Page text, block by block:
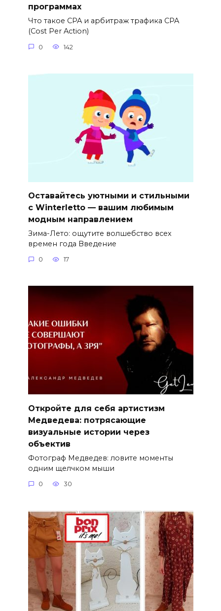
программах
Что такое CPA и арбитраж трафика CPA
(Cost Per Action)
0 142
Оставайтесь уютными и стильными
с Winterletto — вашим любимым
модным направлением
Зима-Лето: ощутите волшебство всех
времен года Введение
0 17
Откройте для себя артистизм
Медведева: потрясающие
визуальные истории через
объектив
Фотограф Медведев: ловите моменты
одним щелчком мыши
0 30